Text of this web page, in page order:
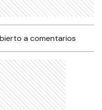
a comentarios